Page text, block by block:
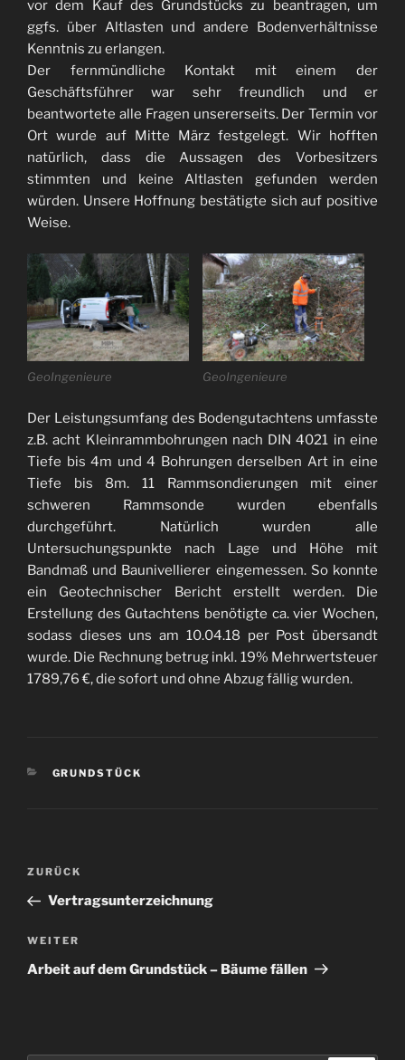
vor dem Kauf des Grundstücks zu beantragen, um
ggfs. über Altlasten und andere Bodenverhältnisse
Kenntnis zu erlangen.
Der fernmündliche Kontakt mit einem der
Geschäftsführer war sehr freundlich und er
beantwortete alle Fragen unsererseits. Der Termin vor
Ort wurde auf Mitte März festgelegt. Wir hofften
natürlich, dass die Aussagen des Vorbesitzers
stimmten und keine Altlasten gefunden werden
würden. Unsere Hoffnung bestätigte sich auf positive
Weise.
GeoIngenieure GeoIngenieure
Der Leistungsumfang des Bodengutachtens umfasste
z.B. acht Kleinrammbohrungen nach DIN 4021 in eine
Tiefe bis 4m und 4 Bohrungen derselben Art in eine
Tiefe bis 8m. 11 Rammsondierungen mit einer
schweren Rammsonde wurden ebenfalls
durchgeführt. Natürlich wurden alle
Untersuchungspunkte nach Lage und Höhe mit
Bandmaß und Baunivellierer eingemessen. So konnte
ein Geotechnischer Bericht erstellt werden. Die
Erstellung des Gutachtens benötigte ca. vier Wochen,
sodass dieses uns am 10.04.18 per Post übersandt
wurde. Die Rechnung betrug inkl. 19% Mehrwertsteuer
1789,76 €, die sofort und ohne Abzug fällig wurden.
KATEGORIEN
GRUNDSTÜCK
Beitragsnavigation
Vorheriger
Beitrag
ZURÜCK
Vertragsunterzeichnung
Nächster
Beitrag
WEITER
Arbeit auf dem Grundstück – Bäume fällen